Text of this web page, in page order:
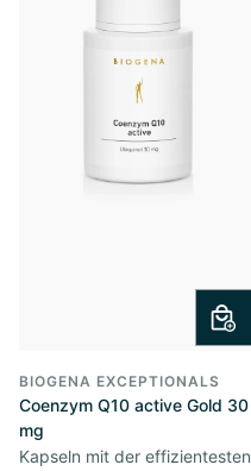
BIOGENA EXCEPTIONALS
Coenzym Q10 active Gold 30
mg
Kapseln mit der effizientesten